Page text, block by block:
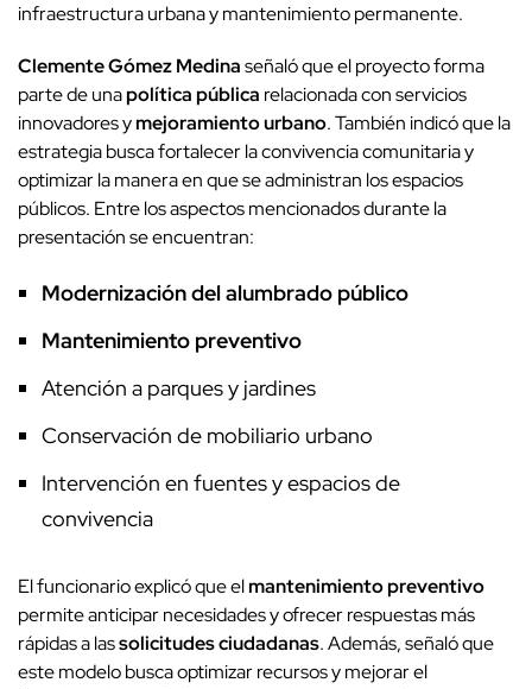
infraestructura urbana y mantenimiento permanente.
Clemente Gómez Medinaseñaló que el proyecto forma
parte de unapolítica pública relacionada con servicios
innovadores ymejoramiento urbano. También indicó que la
estrategia busca fortalecer la convivencia comunitaria y
optimizar la manera en que se administran los espacios
públicos. Entre los aspectos mencionados durante la
presentación se encuentran:
Modernización del alumbrado público
Mantenimiento preventivo
Atención a parques y jardines
Conservación de mobiliario urbano
Intervención en fuentes y espacios de
convivencia
El funcionario explicó que elmantenimiento preventivo
permite anticipar necesidades y ofrecer respuestas más
rápidas a lassolicitudes ciudadanas. Además, señaló que
este modelo busca optimizar recursos y mejorar el